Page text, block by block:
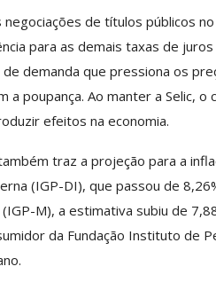
negociações de títulos públicos
para as demais taxas de
demanda que pressiona os
a poupança. Ao manter a Selic,
efeitos na economia.
traz a projeção para a
(IGP-DI), que passou de
M), a estimativa subiu de
da Fundação Instituto de
IMPRENSA